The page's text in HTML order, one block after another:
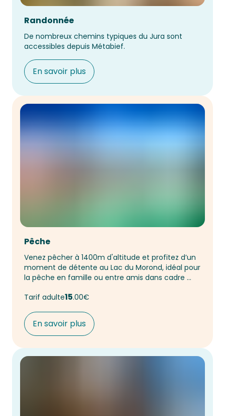
Randonnée
De nombreux chemins typiques du Jura sont
accessibles depuis Métabief.
En savoir plus
Pêche
Venez pêcher à 1400m d'altitude et profitez d’un
moment de détente au Lac du Morond, idéal pour
la pêche en famille ou entre amis dans cadre
Tarif adulte15 00€
En savoir plus